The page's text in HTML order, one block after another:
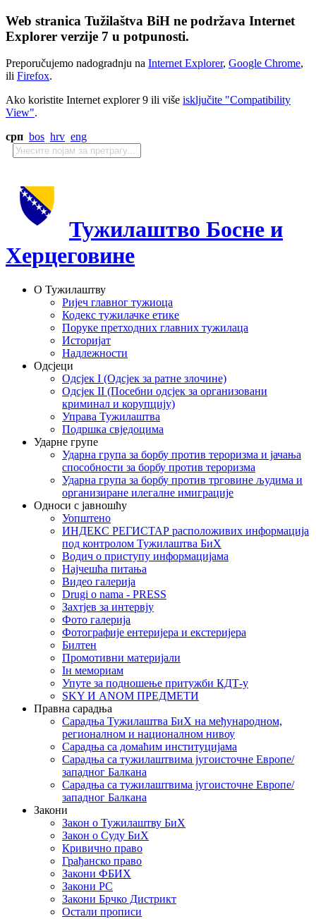
Web stranica Tužilaštva BiH ne podržava Internet
Explorer verzije 7 u potpunosti.
Preporučujemo nadogradnju na Internet Explorer, Google Chrome,
ili Firefox.
Ako koristite Internet explorer 9 ili više isključite "Compatibility
View".
срп bos hrv eng
Тужилаштво Босне и
Херцеговине
О Тужилаштву
Ријеч главног тужиоца
Кодекс тужилачке етике
Поруке претходних главних тужилаца
Историјат
Надлежности
Одсјеци
Одсјек I (Одсјек за ратне злочине)
Одсјек II (Посебни одсјек за организовани
криминал и корупцију)
Управа Тужилаштва
Подршка свједоцима
Ударне групе
Ударна група за борбу против тероризма и јачања
способности за борбу против тероризма
Ударна група за борбу против трговине људима и
организиране илегалне имиграције
Односи с јавношћу
Уопштено
ИНДЕКС РЕГИСТАР расположивих информација
под контролом Тужилаштва БиХ
Водич о приступу информацијама
Најчешћа питања
Видео галерија
Drugi o nama - PRESS
Захтјев за интервју
Фото галерија
Фотографије ентеријера и екстеријера
Билтен
Промотивни материјали
Iн мемориам
Упуте за подношење притужби КДТ-у
SKY И ANOM ПРЕДМЕТИ
Правна сарадња
Сарадња Тужилаштва БиХ на међународном,
регионалном и националном нивоу
Сарадња са домаћим институцијама
Сарадња са тужилаштвима југоисточне Европе/
западног Балкана
Сарадња са тужилаштвима југоисточне Европе/
западног Балкана
Закони
Закон о Тужилаштву БиХ
Закон о Суду БиХ
Кривично право
Грађанско право
Закони ФБИХ
Закони РС
Закони Брчко Дистрикт
Остали прописи